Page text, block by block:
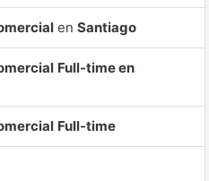
en Santiago
Full-time en
Full-time